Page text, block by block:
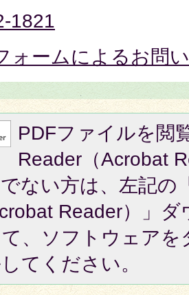
1821
ォームによるお問
PDFファイルを閲
Reader（Acrobat
ない方は、左記の
Reader）」
、ソフトウェア
てください。